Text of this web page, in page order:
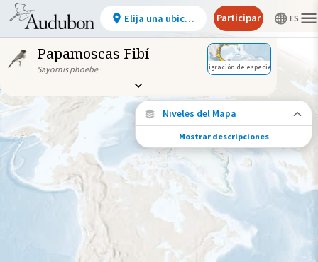
Papamoscas Fibí
Sayornis phoebe Migración de especies
Niveles del Mapa
Conexiones de especies
Elija cualquier ubicación en el mapa para
ver dónde más se han vuelto a encontrar
aves marcadas de esta especie.
Ubicaciones con disponibilidad
Ubicaciones conectadas
Mostrar descripciones
Elija una ubicación Participar